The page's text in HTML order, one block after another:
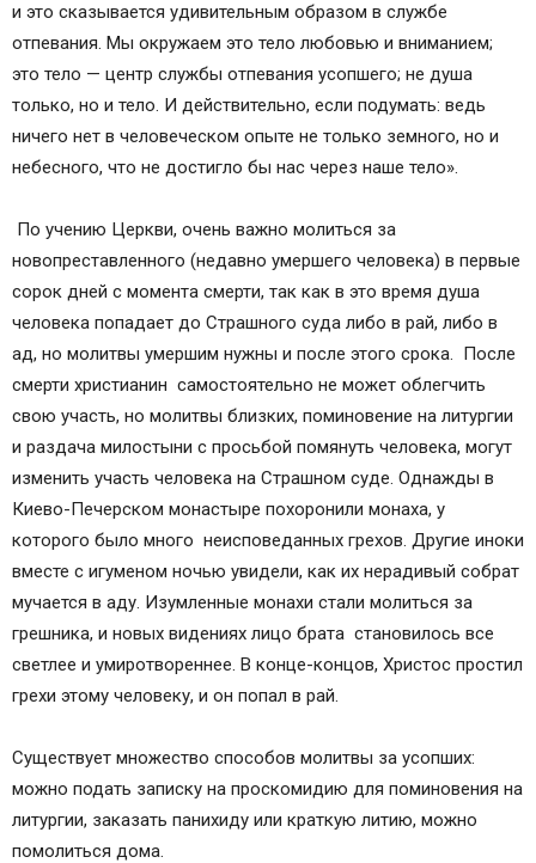
и это сказывается удивительным образом в службе
отпевания. Мы окружаем это тело любовью и вниманием;
это тело — центр службы отпевания усопшего; не душа
только, но и тело. И действительно, если подумать: ведь
ничего нет в человеческом опыте не только земного, но и
небесного, что не достигло бы нас через наше тело».
По учению Церкви, очень важно молиться за
новопреставленного (недавно умершего человека) в первые
сорок дней с момента смерти, так как в это время душа
человека попадает до Страшного суда либо в рай, либо в
ад, но молитвы умершим нужны и после этого срока. После
смерти христианин самостоятельно не может облегчить
свою участь, но молитвы близких, поминовение на литургии
и раздача милостыни с просьбой помянуть человека, могут
изменить участь человека на Страшном суде. Однажды в
Киево-Печерском монастыре похоронили монаха, у
которого было много неисповеданных грехов. Другие иноки
вместе с игуменом ночью увидели, как их нерадивый собрат
мучается в аду. Изумленные монахи стали молиться за
грешника, и новых видениях лицо брата становилось все
светлее и умиротвореннее. В конце-концов, Христос простил
грехи этому человеку, и он попал в рай.
Существует множество способов молитвы за усопших:
можно подать записку на проскомидию для поминовения на
литургии, заказать панихиду или краткую литию, можно
помолиться дома.